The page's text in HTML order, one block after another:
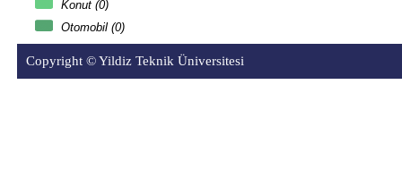
Konut (0)
Otomobil (0)
Copyright © Yildiz Teknik Üniversitesi